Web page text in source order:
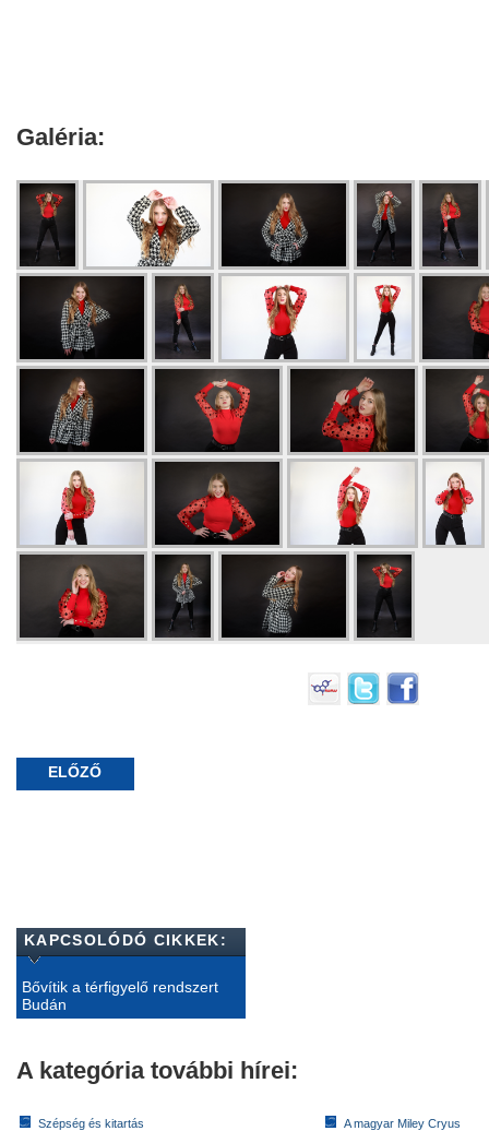
Galéria:
ELŐZŐ
KAPCSOLÓDÓ CIKKEK:
Bővítik a térfigyelő rendszert
Budán
A kategória további hírei:
Szépség és kitartás
A magyar Miley Cryus